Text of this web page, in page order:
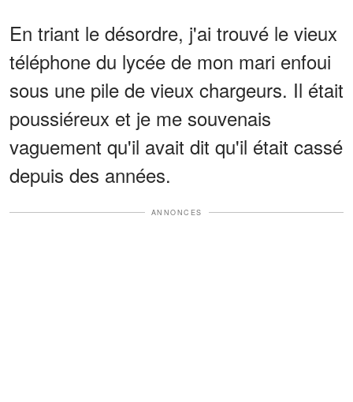
En triant le désordre, j'ai trouvé le vieux
téléphone du lycée de mon mari enfoui
sous une pile de vieux chargeurs. Il était
poussiéreux et je me souvenais
vaguement qu'il avait dit qu'il était cassé
depuis des années.
ANNONCES